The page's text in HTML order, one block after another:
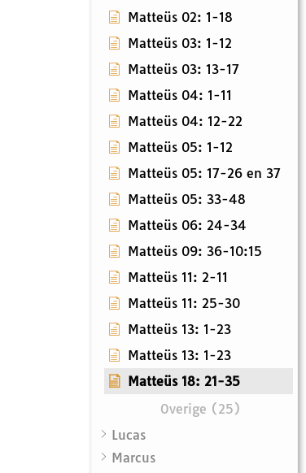
Matteüs 02: 1-18
Matteüs 03: 1-12
Matteüs 03: 13-17
Matteüs 04: 1-11
Matteüs 04: 12-22
Matteüs 05: 1-12
Matteüs 05: 17-26 en 37
Matteüs 05: 33-48
Matteüs 06: 24-34
Matteüs 09: 36-10:15
Matteüs 11: 2-11
Matteüs 11: 25-30
Matteüs 13: 1-23
Matteüs 13: 1-23
Matteüs 18: 21-35
Overige (25)
Lucas
Marcus